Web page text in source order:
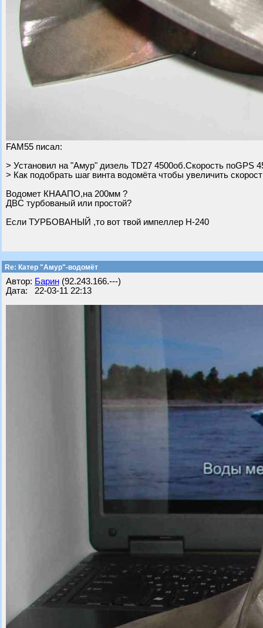
FAM55 писал:
> Установил на "Амур" дизель TD27 4500об.Скорость поGPS
> Как подобрать шаг винта водомёта чтобы увеличить
Водомет КНААПО,на 200мм ?
ДВС турбованый или простой?
Если ТУРБОВАНЫЙ ,то вот твой импеллер Н-240
Re: Катер "Амур"-водомёт
Автор: Барин (92.243.166.---)
Дата: 22-03-11 22:13